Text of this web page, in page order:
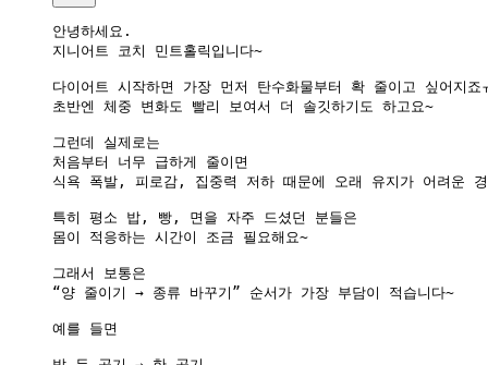
안녕하세요.
지니어트 코치 민트홀릭입니다~
다이어트 시작하면 가장 먼저 탄수화물부터 확 줄이고 싶어지죠
초반엔 체중 변화도 빨리 보여서 더 솔깃하기도 하고요~
그런데 실제로는
처음부터 너무 급하게 줄이면
식욕 폭발, 피로감, 집중력 저하 때문에 오래 유지가 어려운 경
특히 평소 밥, 빵, 면을 자주 드셨던 분들은
몸이 적응하는 시간이 조금 필요해요~
그래서 보통은
“양 줄이기 → 종류 바꾸기” 순서가 가장 부담이 적습니다~
예를 들면